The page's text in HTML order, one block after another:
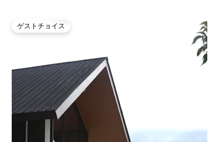
ゲストチョイス
ゲストチョイス